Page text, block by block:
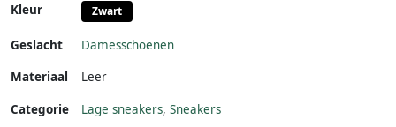
Kleur Zwart
Geslacht
Damesschoenen
Materiaal
Leer
Categorie Lage sneakers, Sneakers